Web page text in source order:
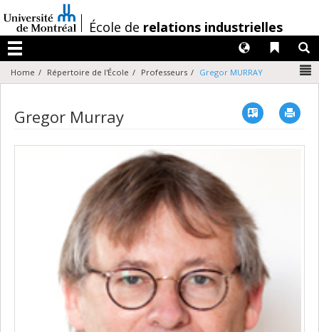
au
contenu
/École de relations industrielles
Menu
Liens
Langues
Home Répertoire de l'École Professeurs Gregor MURRAY
Gregor Murray Vcard